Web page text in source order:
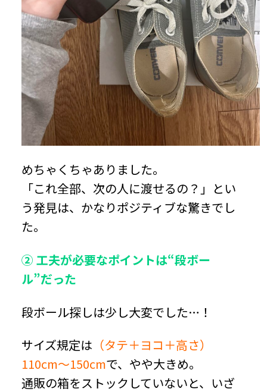
めちゃくちゃありました。
「これ全部、次の人に渡せるの？」とい
う発見は、かなりポジティブな驚きでし
た。
② 工夫が必要なポイントは“段ボー
ル”だった
段ボール探しは少し大変でした…！
サイズ規定は （タテ＋ヨコ＋高さ）
110cm〜150cmで、やや大きめ。
通販の箱をストックしていないと、いざ